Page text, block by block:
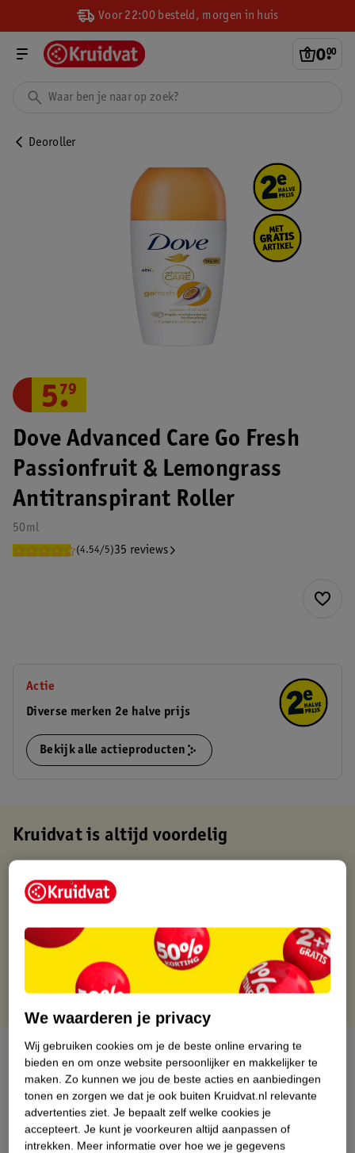
Voor 22:00 besteld, morgen in huis
0.
00
Deoroller
Dove Advanced Care Go Fresh
Passionfruit & Lemongrass
Antitranspirant Roller
50ml
(4.54/5)35 reviews
5.
79
Actie
Diverse merken 2e halve prijs
Bekijk alle actieproducten
Kruidvat is altijd voordelig
Op werkdagen voor 22:00 uur besteld, volgende dag in huis
Gratis retourneren binnen 30 dagen
Gratis punten met je Kruidvat kaart
Over dit product
Productinformatie
Etiketinformatie
We waarderen je privacy
Wij gebruiken cookies om je de beste online ervaring te
bieden en om onze website persoonlijker en makkelijker te
maken. Zo kunnen we jou de beste acties en aanbiedingen
tonen en zorgen we dat je ook buiten Kruidvat.nl relevante
advertenties ziet. Je bepaalt zelf welke cookies je
accepteert. Je kunt je voorkeuren altijd aanpassen of
intrekken. Meer informatie over hoe we je gegevens